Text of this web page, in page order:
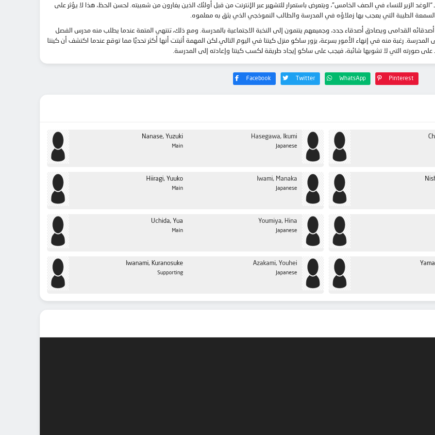
الزير للنساء في الصف الخامس”، ويتعرض باستمرار للتشهير عبر الإنترنت من قبل أولئك الذين يغارون من شعبيته. لحسن الحظ، هذا لا يؤثر على
الطيبة التي يعجب بها زملاؤه في المدرسة والطالب النموذجي الذي يثق به معلموه.
القدامى ويصادق أصدقاء جدد، وجميعهم ينتمون إلى النخبة الاجتماعية بالمدرسة. ومع ذلك، تنتهي المتعة عندما يطلب منه مدرس الفصل
رغبة منه في إنهاء الأمور بسرعة، يزور ساكو منزل كينتا في اليوم التالي.لكن المهمة أثبتت أنها أكثر تحديًا مما توقع عندما اكتشف أن كينتا
صورته التي لا تشوبها شائبة، فيجب على ساكو إيجاد طريقة لكسب كينتا وإعادته إلى المدرسة.
Facebook Twitter WhatsApp Pinterest
Nanase, Yuzuki
Main
Hasegawa, Ikumi
Japanese
Hiiragi, Yuuko
Main
Iwami, Manaka
Japanese
Uchida, Yua
Main
Youmiya, Hina
Japanese
Iwanami, Kuranosuke
Supporting
Azakami, Youhei
Japanese